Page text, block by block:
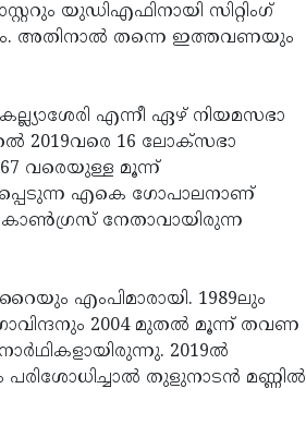
യുഡിഎഫിനായി സിറ്റിംഗ്
അതിനാൽ തന്നെ ഇത്തവണയും
എന്നീ ഏഴ് നിയമസഭാ
2019വരെ 16 ലോക്‌സഭാ
വരെയുള്ള മൂന്ന്
എകെ ഗോപാലനാണ്
കോൺഗ്രസ് നേതാവായിരുന്ന
എംപിമാരായി. 1989ലും
2004 മുതൽ മൂന്ന് തവണ
2019ൽ
തുളുനാടൻ മണ്ണിൽ